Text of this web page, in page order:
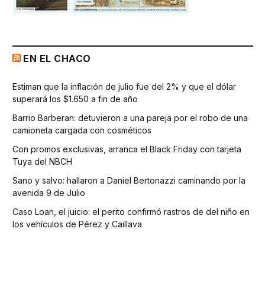
EN EL CHACO
Estiman que la inflación de julio fue del 2% y que el dólar
superará los $1.650 a fin de año
Barrio Barberan: detuvieron a una pareja por el robo de una
camioneta cargada con cosméticos
Con promos exclusivas, arranca el Black Friday con tarjeta
Tuya del NBCH
Sano y salvo: hallaron a Daniel Bertonazzi caminando por la
avenida 9 de Julio
Caso Loan, el juicio: el perito confirmó rastros de del niño en
los vehículos de Pérez y Caillava